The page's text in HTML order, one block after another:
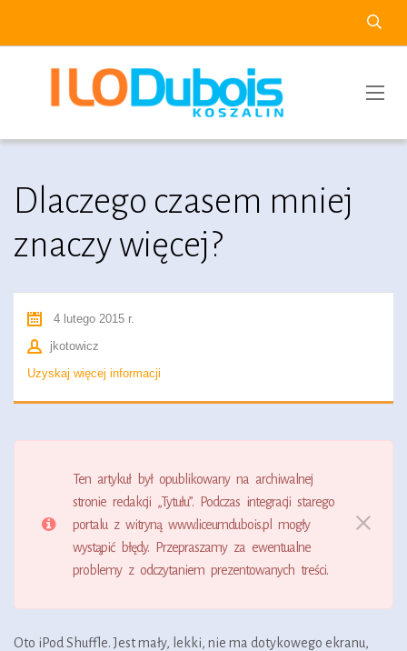
Dlaczego czasem mniej
znaczy więcej?
4 lutego 2015 r.
jkotowicz
Uzyskaj więcej informacji
Ten artykuł był opublikowany na archiwalnej
stronie redakcji „Tytułu”. Podczas integracji starego
portalu z witryną www.liceumdubois.pl mogły
wystąpić błędy. Przepraszamy za ewentualne
problemy z odczytaniem prezentowanych treści.
Oto iPod Shuffle. Jest mały, lekki, nie ma dotykowego ekranu,